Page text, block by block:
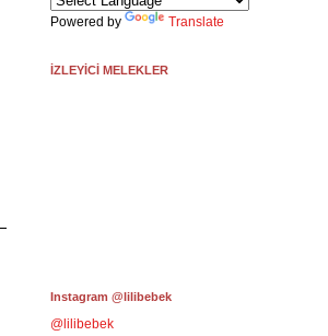
Powered by Translate
İZLEYİCİ MELEKLER
Instagram @lilibebek
@lilibebek